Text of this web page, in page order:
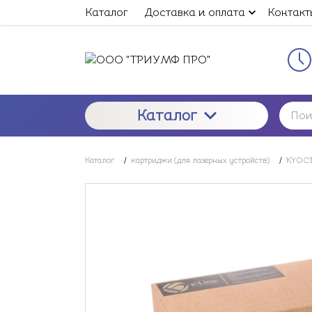
Каталог Доставка и оплата
Каталог
Каталог / картриджи (для лазерных устройств) /